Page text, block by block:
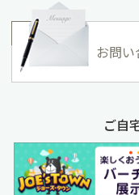
お問
ご自